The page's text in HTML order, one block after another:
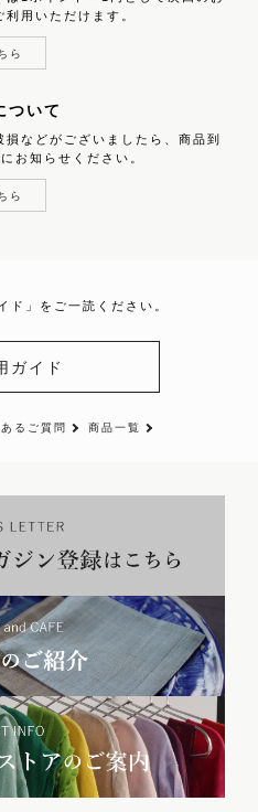
利用いただけます。
ら
ついて
損などがございましたら、商品到
お知らせください。
ら
ド」をご一読ください。
ガイド
るご質問 商品一覧